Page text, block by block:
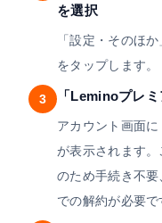
を選択
「設定・そのほ
をタップします。
3 「Leminoプレ
アカウント画面
が表示されます
のため手続き不
での解約が必要で